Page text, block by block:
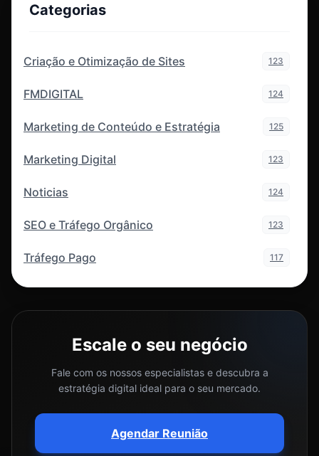
Categorias
Criação e Otimização de Sites 123
FMDIGITAL 124
Marketing de Conteúdo e Estratégia 125
Marketing Digital 123
Noticias 124
SEO e Tráfego Orgânico 123
Tráfego Pago 117
Escale o seu negócio
Fale com os nossos especialistas e descubra a
estratégia digital ideal para o seu mercado.
Agendar Reunião